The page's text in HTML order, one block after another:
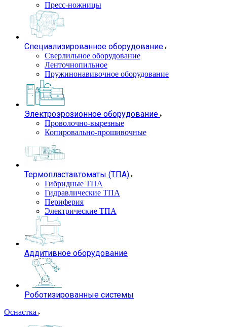
Пресс-ножницы
Специализированное оборудование
Сверлильное оборудование
Ленточнопильное
Пружинонавивочное оборудование
Электроэрозионное оборудование
Проволочно-вырезные
Копировально-прошивочные
Термопластавтоматы (ТПА)
Гибридные ТПА
Гидравлические ТПА
Периферия
Электрические ТПА
Аддитивное оборудование
Роботизированные системы
Оснастка